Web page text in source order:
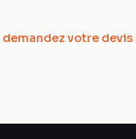
demandez votre